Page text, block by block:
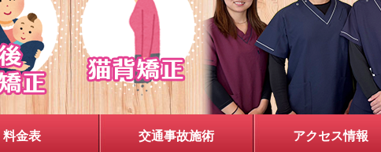
料金表 交通事故施術 アクセス情報